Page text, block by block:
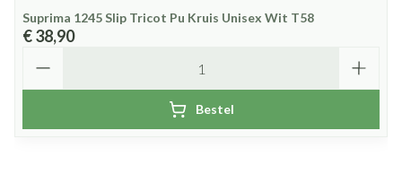
Suprima 1245 Slip Tricot Pu Kruis Unisex Wit T58
€ 38,90
Bestel